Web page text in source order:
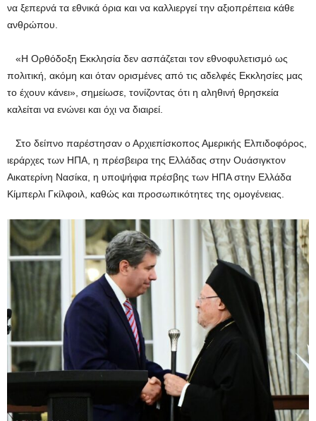
να ξεπερνά τα εθνικά όρια και να καλλιεργεί την αξιοπρέπεια κάθε
ανθρώπου.
«Η Ορθόδοξη Εκκλησία δεν ασπάζεται τον εθνοφυλετισμό ως
πολιτική, ακόμη και όταν ορισμένες από τις αδελφές Εκκλησίες μας
το έχουν κάνει», σημείωσε, τονίζοντας ότι η αληθινή θρησκεία
καλείται να ενώνει και όχι να διαιρεί.
Στο δείπνο παρέστησαν ο Αρχιεπίσκοπος Αμερικής Ελπιδοφόρος,
ιεράρχες των ΗΠΑ, η πρέσβειρα της Ελλάδας στην Ουάσιγκτον
Αικατερίνη Νασίκα, η υποψήφια πρέσβης των ΗΠΑ στην Ελλάδα
Κίμπερλι Γκίλφοιλ, καθώς και προσωπικότητες της ομογένειας.